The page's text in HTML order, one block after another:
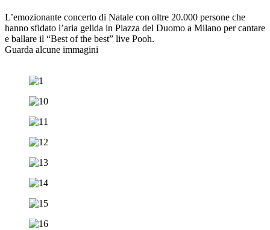
L’emozionante concerto di Natale con oltre 20.000 persone che
hanno sfidato l’aria gelida in Piazza del Duomo a Milano per cantare
e ballare il “Best of the best” live Pooh.
Guarda alcune immagini